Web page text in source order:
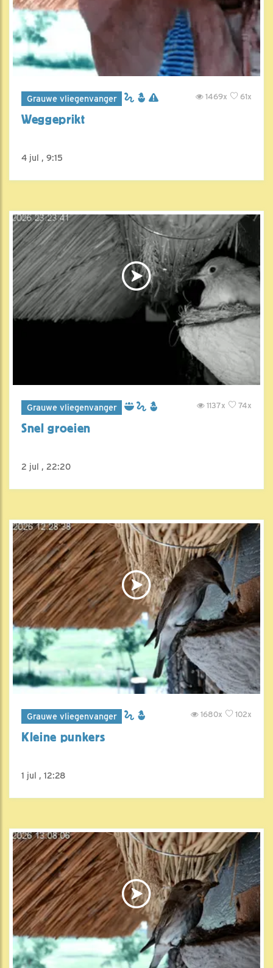
Grauwe vliegenvanger 61x
1469x
Weggeprikt
4 jul , 9:15
Grauwe vliegenvanger 74x
1137x
Snel groeien
2 jul , 22:20
Grauwe vliegenvanger 102x
1680x
Kleine punkers
1 jul , 12:28